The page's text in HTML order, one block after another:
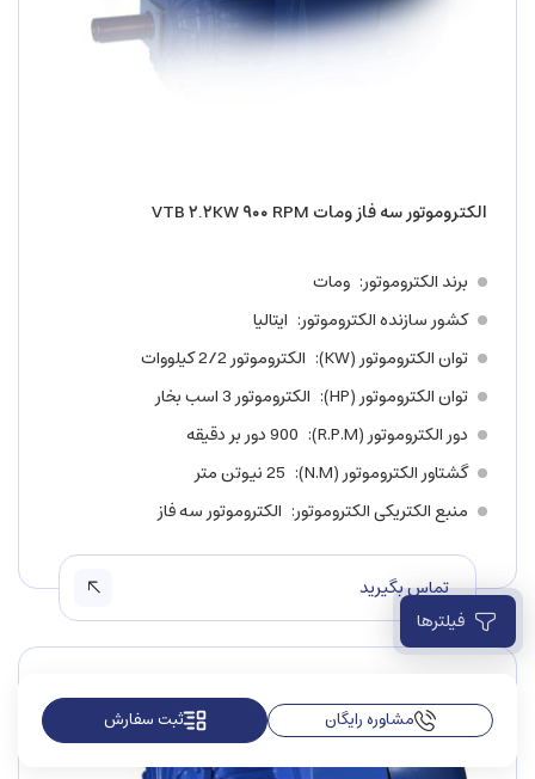
فیلترها
الکتروموتور سه فاز ومات VTB ۲.۲KW ۹۰۰ RPM
برند الکتروموتور ومات
کشور سازنده الکتروموتور ایتالیا
توان الکتروموتور (KW)
الکتروموتور 2/2 کیلووات
توان الکتروموتور (HP)
الکتروموتور 3 اسب بخار
دور الکتروموتور (R.P.M)
900 دور بر دقیقه
گشتاور الکتروموتور (N.M)
25 نیوتن متر
منبع الکتریکی الکتروموتور الکتروموتور سه فاز
تماس بگیرید
مشاوره رایگان ثبت سفارش